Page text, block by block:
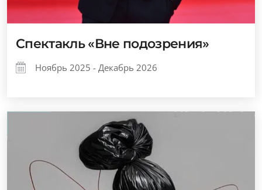
Спектакль «Вне подозрения»
Ноябрь 2025 - Декабрь 2026